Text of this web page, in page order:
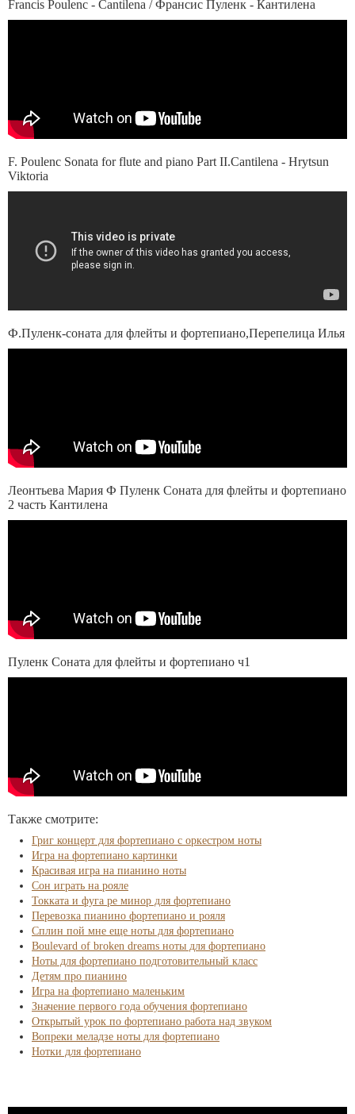
Francis Poulenc - Cantilena / Франсис Пуленк - Кантилена
F. Poulenc Sonata for flute and piano Part II.Cantilena - Hrytsun
Viktoria
Ф.Пуленк-соната для флейты и фортепиано,Перепелица Илья
Леонтьева Мария Ф Пуленк Соната для флейты и фортепиано
2 часть Кантилена
Пуленк Соната для флейты и фортепиано ч1
Также смотрите:
Григ концерт для фортепиано с оркестром ноты
Игра на фортепиано картинки
Красивая игра на пианино ноты
Сон играть на рояле
Токката и фуга ре минор для фортепиано
Перевозка пианино фортепиано и рояля
Сплин пой мне еще ноты для фортепиано
Boulevard of broken dreams ноты для фортепиано
Ноты для фортепиано подготовительный класс
Детям про пианино
Игра на фортепиано маленьким
Значение первого года обучения фортепиано
Открытый урок по фортепиано работа над звуком
Вопреки меладзе ноты для фортепиано
Нотки для фортепиано